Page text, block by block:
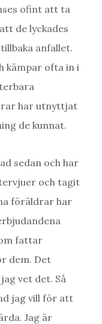
ofint att ta
de lyckades
anfallet.
kämpar ofta in i
har utnyttjat
de kunnat.
sedan och har
och tagit
föräldrar har
fattar
dem. Det
vet det. Så
jag vill för att
Jag är